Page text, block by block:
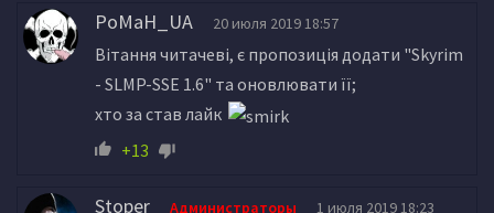
PoMaH_UA 20 июля 2019 18:57
Вітання читачеві, є пропозиція додати "Skyrim
- SLMP-SSE 1.6" та оновлювати її;
хто за став лайк
+13
Stoper Администраторы 1 июля 2019 18:23